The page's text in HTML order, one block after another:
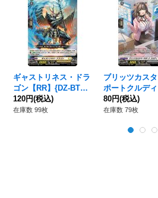
ギャストリネス・ドラ
ゴン【RR】{DZ-BT02/
031}《ケテルサンクチ
ュアリ》
120円(税込)
在庫数 99枚
ブリッツカス
ポートクルデ
R】{DZ-BT01/
《ブラントゲー
80円(税込)
在庫数 79枚